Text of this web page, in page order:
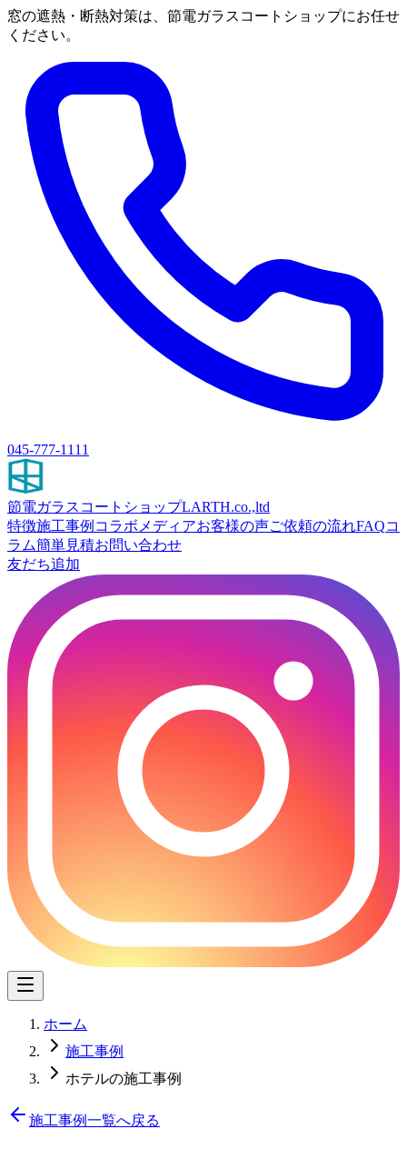
窓の遮熱・断熱対策は、節電ガラスコートショップにお任せ
ください。
045-777-1111
節電ガラスコートショップLARTH.co.,ltd
特徴施工事例 コラボ メディアお客様の声ご依頼の流れFAQコ
ラム簡単見積お問い合わせ
友だち追加
ホーム
施工事例
ホテルの施工事例
施工事例一覧へ戻る